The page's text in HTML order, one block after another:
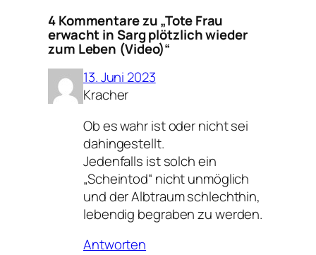
4 Kommentare zu „Tote Frau
erwacht in Sarg plötzlich wieder
zum Leben (Video)“
13. Juni 2023
Kracher
Ob es wahr ist oder nicht sei
dahingestellt.
Jedenfalls ist solch ein
„Scheintod“ nicht unmöglich
und der Albtraum schlechthin,
lebendig begraben zu werden.
Antworten